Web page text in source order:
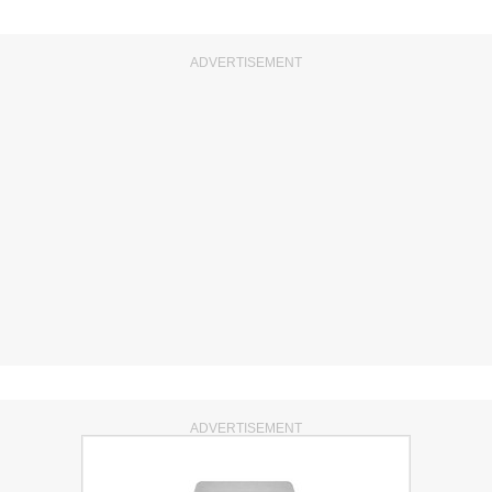
ADVERTISEMENT
ADVERTISEMENT